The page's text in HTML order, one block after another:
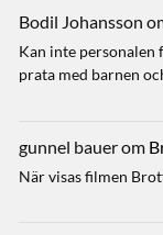
Bodil Johansson
Kan inte personalen
prata med barnen
gunnel bauerom
När visas filmen